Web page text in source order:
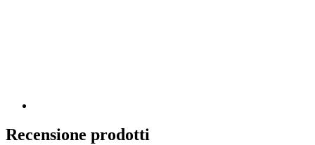
Recensione prodotti